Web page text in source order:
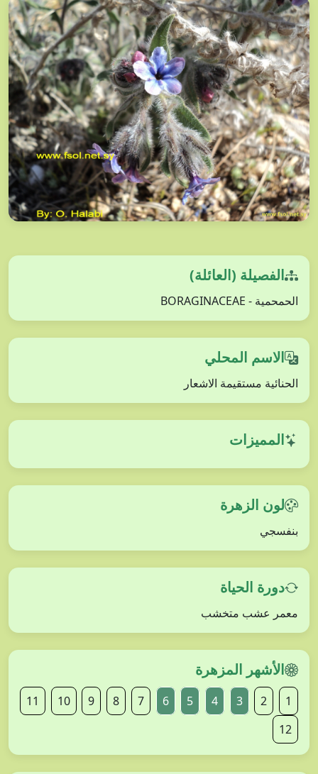
الفصيلة (العائلة)
الحمحمية - BORAGINACEAE
الاسم المحلي
الحنائية مستقيمة الاشعار
المميزات
لون الزهرة
بنفسجي
دورة الحياة
معمر عشب متخشب
الأشهر المزهرة
1
2
3
4
5
6
7
8
9
10
11
12